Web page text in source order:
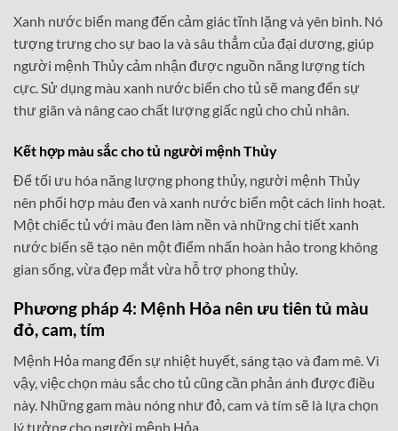
Xanh nước biển mang đến cảm giác tĩnh lặng và yên bình. Nó
tượng trưng cho sự bao la và sâu thẳm của đại dương, giúp
người mệnh Thủy cảm nhận được nguồn năng lượng tích
cực. Sử dụng màu xanh nước biển cho tủ sẽ mang đến sự
thư giãn và nâng cao chất lượng giấc ngủ cho chủ nhân.
Kết hợp màu sắc cho tủ người mệnh Thủy
Để tối ưu hóa năng lượng phong thủy, người mệnh Thủy
nên phối hợp màu đen và xanh nước biển một cách linh hoạt.
Một chiếc tủ với màu đen làm nền và những chi tiết xanh
nước biển sẽ tạo nên một điểm nhấn hoàn hảo trong không
gian sống, vừa đẹp mắt vừa hỗ trợ phong thủy.
Phương pháp 4: Mệnh Hỏa nên ưu tiên tủ màu
đỏ, cam, tím
Mệnh Hỏa mang đến sự nhiệt huyết, sáng tạo và đam mê. Vì
vậy, việc chọn màu sắc cho tủ cũng cần phản ánh được điều
này. Những gam màu nóng như đỏ, cam và tím sẽ là lựa chọn
lý tưởng cho người mệnh Hỏa.